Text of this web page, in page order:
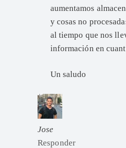
aumentamos
y cosas no
al tiempo que nos
información en
Un saludo
Jose
Responder